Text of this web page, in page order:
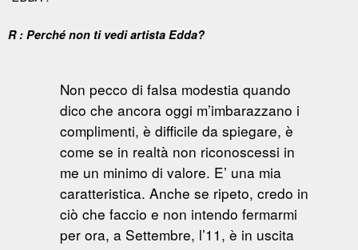
R : Perché non ti vedi artista Edda?
Non pecco di falsa modestia quando
dico che ancora oggi m’imbarazzano i
complimenti, è difficile da spiegare, è
come se in realtà non riconoscessi in
me un minimo di valore. E’ una mia
caratteristica. Anche se ripeto, credo in
ciò che faccio e non intendo fermarmi
per ora, a Settembre, l’11, è in uscita